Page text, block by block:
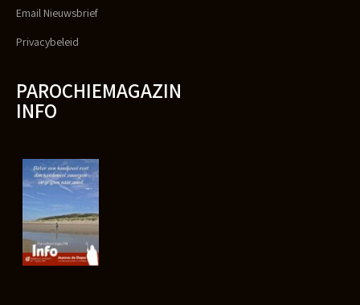
Email Nieuwsbrief
Privacybeleid
PAROCHIEMAGAZIN
INFO